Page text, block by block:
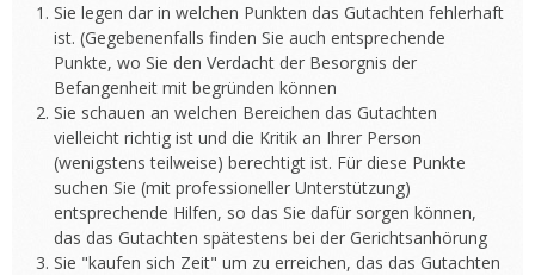
Sie legen dar in welchen Punkten das Gutachten fehlerhaft
ist. (Gegebenenfalls finden Sie auch entsprechende
Punkte, wo Sie den Verdacht der Besorgnis der
Befangenheit mit begründen können
Sie schauen an welchen Bereichen das Gutachten
vielleicht richtig ist und die Kritik an Ihrer Person
(wenigstens teilweise) berechtigt ist. Für diese Punkte
suchen Sie (mit professioneller Unterstützung)
entsprechende Hilfen, so das Sie dafür sorgen können,
das das Gutachten spätestens bei der Gerichtsanhörung
Sie "kaufen sich Zeit" um zu erreichen, das das Gutachten